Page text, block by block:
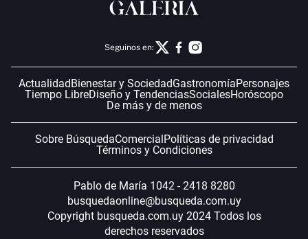
Seguinos en:
Actualidad Bienestar y SociedadGastronomíaPersonajes
Tiempo LibreDiseño y TendenciasSocialesHoróscopo
De más y de menos
Sobre BúsquedaComercial Políticas de privacidad
Términos y Condiciones
Pablo de María 1042 - 2418 8280
busquedaonline@busqueda.com.uy
Copyright busqueda.com.uy 2024 Todos los
derechos reservados